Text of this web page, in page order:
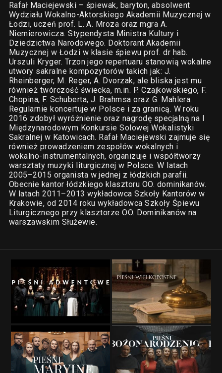
Rafał Maciejewski – śpiewak, baryton, absolwent
Wydziału Wokalno-Aktorskiego Akademii Muzycznej w
Łodzi, uczeń prof. L. A. Mroza oraz mgra A.
Niemierowicza. Stypendysta Ministra Kultury i
Dziedzictwa Narodowego. Doktorant Akademii
Muzycznej w Łodzi w klasie śpiewu prof. dr hab.
Urszuli Kryger. Trzon jego repertuaru stanowią wokalne
utwory sakralne kompozytorów takich jak: J.
Rheinberger, M. Reger, A. Dvorzak, ale bliska jest mu
również twórczość świecka, m.in. P. Czajkowskiego, F.
Chopina, F. Schuberta, J. Brahmsa oraz G. Mahlera.
Regularnie koncertuje w Polsce i za granicą. W roku
2016 zdobył wyróżnienie oraz nagrodę specjalną na I
Międzynarodowym Konkursie Solowej Wokalistyki
Sakralnej w Katowicach. Rafał Maciejewski zajmuje się
również prowadzeniem zespołów wokalnych i
wokalno-instrumentalnych, organizuje i współtworzy
warsztaty muzyki liturgicznej w Polsce. W latach
2005–2015 organista w jednej z łódzkich parafii.
Obecnie kantor łódzkiego klasztoru OO. dominikanów.
W latach 2011–2013 wykładowca Szkoły Kantorów w
Krakowie, od 2014 roku wykładowca Szkoły Śpiewu
Liturgicznego przy klasztorze OO. Dominikanów na
warszawskim Służewie.